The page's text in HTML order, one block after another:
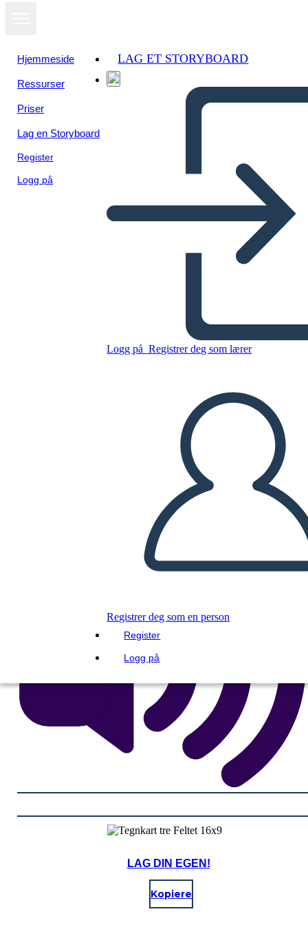
Hjemmeside
Ressurser
Priser
Lag en Storyboard
Register
Logg på
LAG ET STORYBOARD
Logg på Registrer deg som lærer
Registrer deg som en person
Register
Logg på
Kopier dette storyboardet
LAGE ET STORYBOARD
SPILLE AV LYSBILDEFREMVISNING
LES FOR MEG
LAG DIN EGEN!
Kopiere